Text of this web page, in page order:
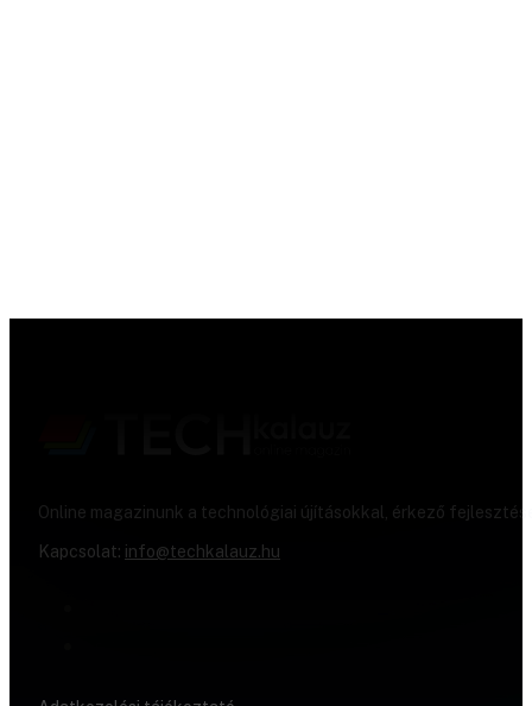
Online magazinunk a technológiai újításokkal, érkező
Kapcsolat: info@techkalauz.hu